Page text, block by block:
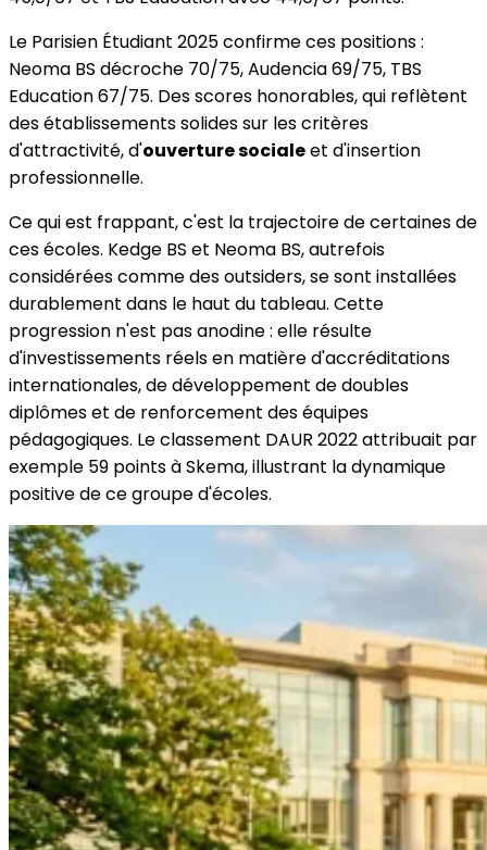
Le Parisien Étudiant 2025 confirme ces positions :
Neoma BS décroche 70/75, Audencia 69/75, TBS
Education 67/75. Des scores honorables, qui reflètent
des établissements solides sur les critères
d'attractivité, d'ouverture socialeet d'insertion
professionnelle.
Ce qui est frappant, c'est la trajectoire de certaines de
ces écoles. Kedge BS et Neoma BS, autrefois
considérées comme des outsiders, se sont installées
durablement dans le haut du tableau. Cette
progression n'est pas anodine : elle résulte
d'investissements réels en matière d'accréditations
internationales, de développement de doubles
diplômes et de renforcement des équipes
pédagogiques. Le classement DAUR 2022 attribuait par
exemple 59 points à Skema, illustrant la dynamique
positive de ce groupe d'écoles.